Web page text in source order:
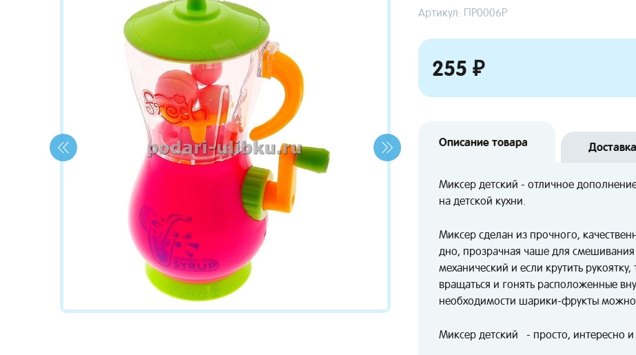
Артикул: ПР0006Р
255 ₽
Описание товара Доставка
Миксер детский - отличное
на детской кухни.
Миксер сделан из прочного,
дно, прозрачная чаше для
механический и если крутить
вращаться и гонять расположенные
необходимости шарики-фрукты
Миксер детский - просто, интересно и